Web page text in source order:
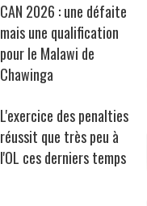
CAN 2026 : une défaite
mais une qualification
pour le Malawi de
Chawinga
L'exercice des penalties
réussit que très peu à
l'OL ces derniers temps